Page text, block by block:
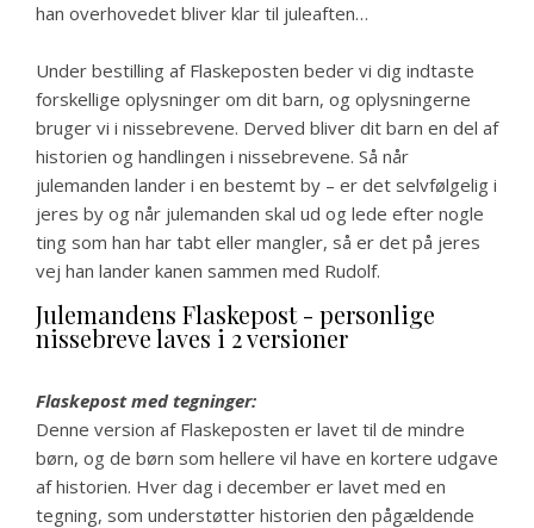
han overhovedet bliver klar til juleaften…
Under bestilling af Flaskeposten beder vi dig indtaste
forskellige oplysninger om dit barn, og oplysningerne
bruger vi i nissebrevene. Derved bliver dit barn en del af
historien og handlingen i nissebrevene. Så når
julemanden lander i en bestemt by – er det selvfølgelig i
jeres by og når julemanden skal ud og lede efter nogle
ting som han har tabt eller mangler, så er det på jeres
vej han lander kanen sammen med Rudolf.
Julemandens Flaskepost - personlige
nissebreve laves i 2 versioner
Flaskepost med tegninger:
Denne version af Flaskeposten er lavet til de mindre
børn, og de børn som hellere vil have en kortere udgave
af historien. Hver dag i december er lavet med en
tegning, som understøtter historien den pågældende